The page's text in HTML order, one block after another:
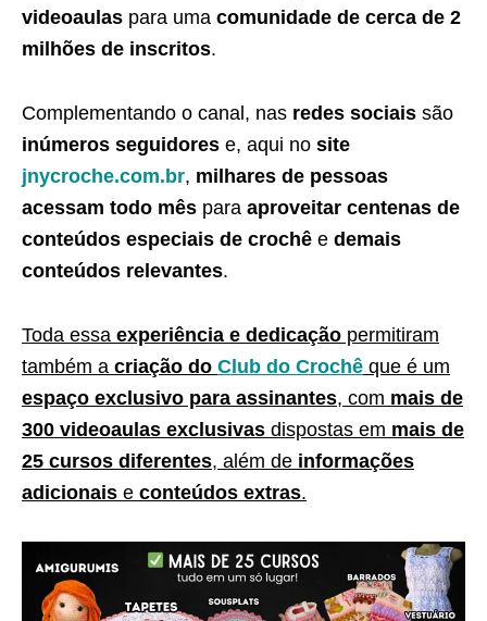
videoaulas para uma comunidade de cerca de 2
milhões de inscritos.
Complementando o canal, nas redes sociais são
inúmeros seguidores e, aqui no site
jnycroche.com.br, milhares de pessoas
acessam todo mês para aproveitar centenas de
conteúdos especiais de crochê e demais
conteúdos relevantes.
Toda essa experiência e dedicação permitiram
também a criação do Club do Crochê que é um
espaço exclusivo para assinantes, com mais de
300 videoaulas exclusivas dispostas em mais de
25 cursos diferentes, além de informações
adicionais e conteúdos extras.